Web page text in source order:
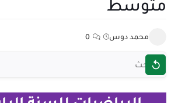
متوسط
محمد دوس 0